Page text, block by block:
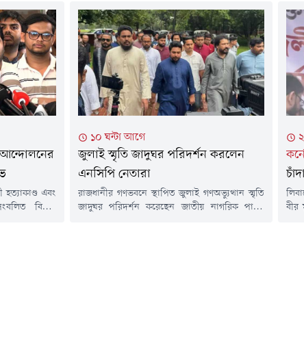
১৯৭১ সালের
ইসলামী।
৭ মার্চে...
সেক্রেটারি ব্যারিস্টার আসাদুজ্জামান ফুয়াদ।শনিবার
(৮ আগস্ট) দলটির কেন্দ্রীয় কার্যালয়ে বিদ্যুৎ খাতে
অরাজকতা ও ভুতুড়ে বিল বন্ধের দাবিতে আয়োজিত
এক সংবাদ সম্মেলনে তিনি এ আহ্বান জানান।রাষ্ট্রীয়
সম্পদ বেসরকারি খাতের নিয়ন্ত্রণে দিতে চায়...
আন্দোলনের
এবং
বিভিন্ন
১০ ঘন্টা আগে
জুলাই স্মৃতি জাদুঘর পরিদর্শন করলেন
এনসিপি নেতারা
রাজধানীর গণভবনে স্থাপিত জুলাই গণঅভ্যুত্থান স্মৃতি
জাদুঘর পরিদর্শন করেছেন জাতীয় নাগরিক পার্টির
বীর